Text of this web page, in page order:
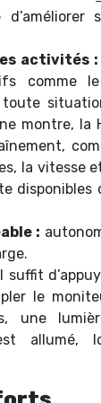
activités :
comme
toute
montre, la
la vitesse
disponibles
:
suffit
le
une
allumé,